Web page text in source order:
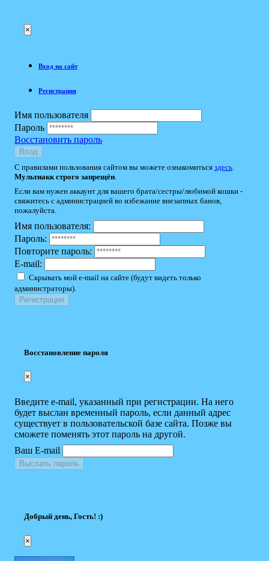
×
Вход на сайт
Регистрация
Имя пользователя
Пароль
Восстановить пароль
Вход
С правилами пользования сайтом вы можете ознакомиться здесь
Мультиакк строго запрещён
Если вам нужен аккаунт для вашего брата/сестры/любимой кошки -
свяжитесь с администрацией во избежание внезапных банов,
пожалуйста.
Имя пользователя:
Пароль:
Повторите пароль:
E-mail:
Скрывать мой e-mail на сайте (будут видеть только
администраторы).
Восстановление пароля
×
Введите e-mail, указанный при регистрации. На него
будет выслан временный пароль, если данный адрес
существует в пользовательской базе сайта. Позже вы
сможете поменять этот пароль на другой.
Ваш E-mail
Выслать пароль
Добрый день, Гость! :)
×